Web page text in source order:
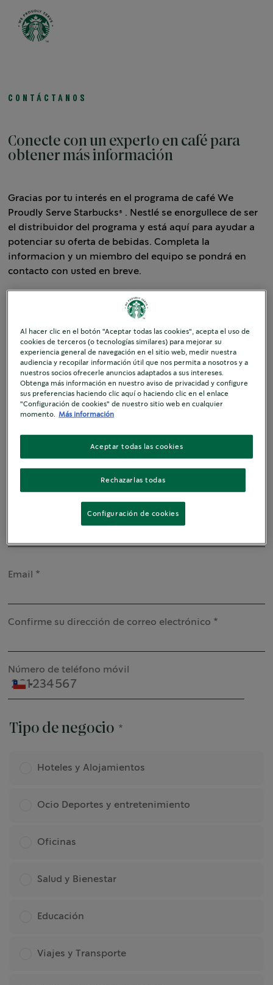
CONTÁCTANOS
Conecte con un experto en café para
obtener más información
Gracias por tu interés en el programa de café We
Proudly Serve Starbucks® . Nestlé se enorgullece de ser
el distribuidor del programa y está aquí para ayudar a
potenciar su oferta de bebidas. Completa la
informacion y un miembro del equipo se pondrá en
contacto con usted en breve.
Nombre
Apellido
Razón social
Email
Confirme su dirección de correo electrónico
Número de teléfono móvil
Tipo de negocio
Hoteles y Alojamientos
Ocio Deportes y entretenimiento
Oficinas
Salud y Bienestar
Educación
Viajes y Transporte
Al hacer clic en el botón "Aceptar todas las cookies", acepta el uso de
cookies de terceros (o tecnologías similares) para mejorar su
experiencia general de navegación en el sitio web, medir nuestra
audiencia y recopilar información útil que nos permita a nosotros y a
nuestros socios ofrecerle anuncios adaptados a sus intereses.
Obtenga más información en nuestro aviso de privacidad y configure
sus preferencias haciendo clic aquí o haciendo clic en el enlace
"Configuración de cookies" de nuestro sitio web en cualquier
momento.
Más información
Rechazarlas todas
Aceptar todas las cookies
Configuración de cookies